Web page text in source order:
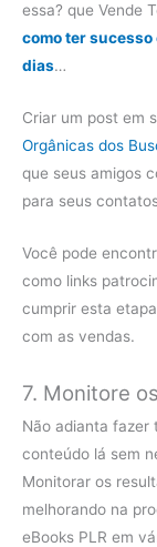
essa? que Vende
como ter
dias…
Criar um post em
Orgânicas dos
que seus amigos
para seus
Você pode
como links
cumprir esta
com as vendas.
7. Monitore
Não adianta fazer
conteúdo lá sem
Monitorar os
melhorando na
eBooks PLR em